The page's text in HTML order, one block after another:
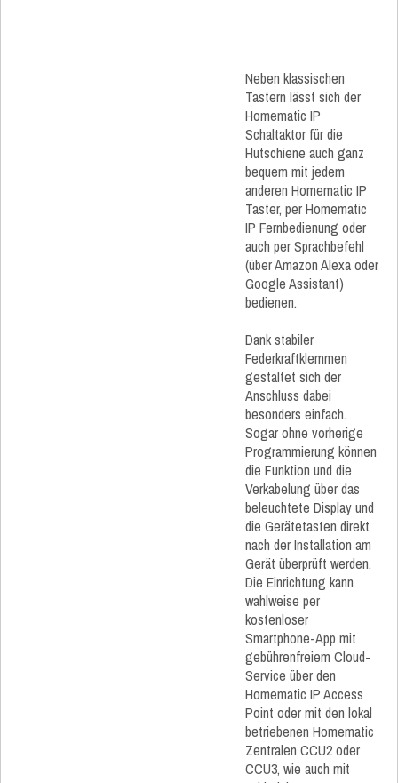
Neben klassischen
Tastern lässt sich der
Homematic IP
Schaltaktor für die
Hutschiene auch ganz
bequem mit jedem
anderen Homematic IP
Taster, per Homematic
IP Fernbedienung oder
auch per Sprachbefehl
(über Amazon Alexa oder
Google Assistant)
bedienen.
Dank stabiler
Federkraftklemmen
gestaltet sich der
Anschluss dabei
besonders einfach.
Sogar ohne vorherige
Programmierung können
die Funktion und die
Verkabelung über das
beleuchtete Display und
die Gerätetasten direkt
nach der Installation am
Gerät überprüft werden.
Die Einrichtung kann
wahlweise per
kostenloser
Smartphone-App mit
gebührenfreiem Cloud-
Service über den
Homematic IP Access
Point oder mit den lokal
betriebenen Homematic
Zentralen CCU2 oder
CCU3, wie auch mit